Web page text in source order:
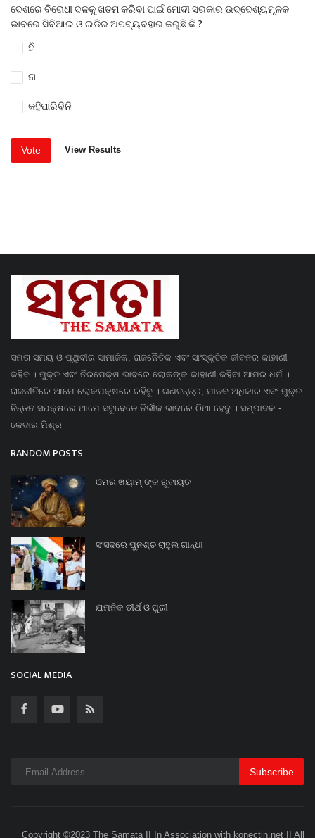
ଦେଶରେ ବିରୋଧୀ ଦଳକୁ ଖତମ କରିବା ପାଇଁ ମୋଦୀ ସରକାର ଉଦ୍ଦେଶ୍ୟମୂଳକ
ଭାବରେ ସିବିଆଇ ଓ ଇଡିର ଅପବ୍ୟବହାର କରୁଛି କି ?
ହଁ
ନା
କହିପାରିବିନି
Vote View Results
ସମତା ସମୟ ଓ ପୃଥିବୀର ସାମାଜିକ, ରାଜନୈତିକ ଏବଂ ସାଂସ୍କୃତିକ ଜୀବନର କାହାଣୀ
କହିବ । ମୁକ୍ତ ଏବଂ ନିରପେକ୍ଷ ଭାବରେ ଲୋକଙ୍କ କାହାଣୀ କହିବା ଆମର ଧର୍ମ ।
ରାଜନୀତିରେ ଆମେ ଲୋକପକ୍ଷରେ ରହିବୁ । ଗଣତନ୍ତ୍ର, ମାନବ ଅଧିକାର ଏବଂ ମୁକ୍ତ
ଚିନ୍ତନ ସପକ୍ଷରେ ଆମେ ସବୁବେଳେ ନିର୍ଭୀକ ଭାବରେ ଠିଆ ହେବୁ । ସମ୍ପାଦକ -
କେଦାର ମିଶ୍ର
RANDOM POSTS
ଓମର ଖୟାମ୍ ଙ୍କ ରୁବାୟତ
ସଂସଦରେ ପୁନଶ୍ଚ ରାହୁଲ ଗାନ୍ଧୀ
ଯମନିକ ତୀର୍ଥ ଓ ପୁରୀ
SOCIAL MEDIA
Subscribe
Copyright ©2023 The Samata II In Association with konectin.net II All